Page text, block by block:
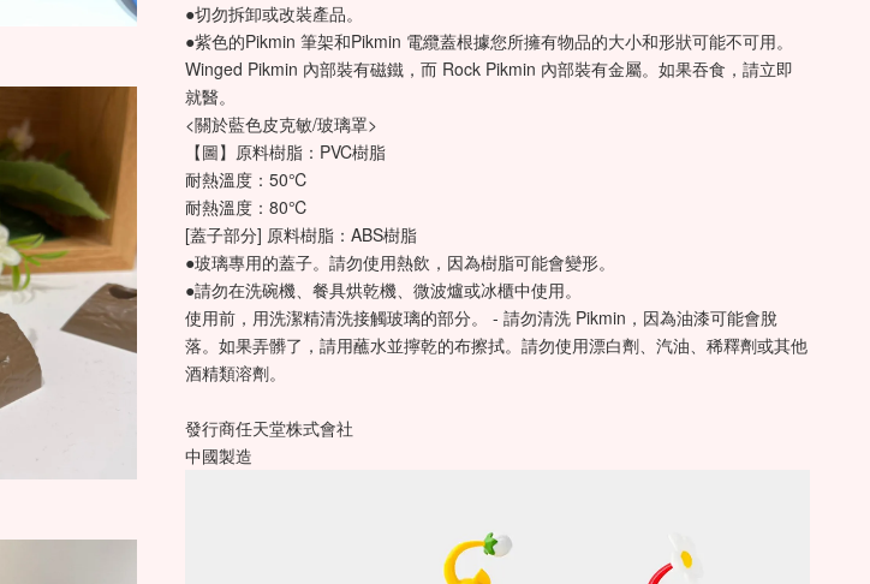
●切勿拆卸或改裝產品。
●紫色的Pikmin 筆架和Pikmin 電纜蓋根據您所擁有物品的大小和形狀可能不可用。
Winged Pikmin 內部裝有磁鐵，而 Rock Pikmin 內部裝有金屬。如果吞食，請立即
就醫。
<關於藍色皮克敏/玻璃罩>
【圖】原料樹脂：PVC樹脂
耐熱溫度：50℃
耐熱溫度：80℃
[蓋子部分] 原料樹脂：ABS樹脂
●玻璃專用的蓋子。請勿使用熱飲，因為樹脂可能會變形。
●請勿在洗碗機、餐具烘乾機、微波爐或冰櫃中使用。
使用前，用洗潔精清洗接觸玻璃的部分。 - 請勿清洗 Pikmin，因為油漆可能會脫
落。如果弄髒了，請用蘸水並擰乾的布擦拭。請勿使用漂白劑、汽油、稀釋劑或其他
酒精類溶劑。
發行商任天堂株式會社
中國製造